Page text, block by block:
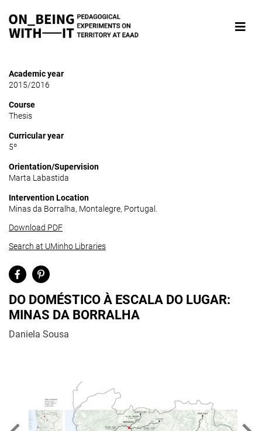
Academic year
2015/2016
Course
Thesis
Curricular year
5º
Orientation/Supervision
Marta Labastida
Intervention Location
Minas da Borralha, Montalegre, Portugal.
Download PDF
Search at UMinho Libraries
DO DOMÉSTICO À ESCALA DO LUGAR:
MINAS DA BORRALHA
Daniela Sousa